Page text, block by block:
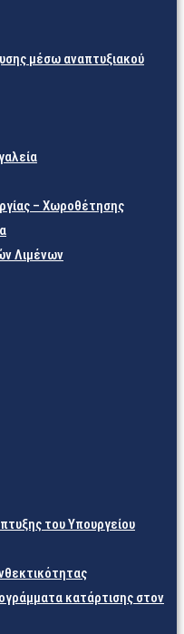
μέσω αναπτυξιακού
– Χωροθέτησης
Λιμένων
του Υπουργείου
κατάρτισης στον